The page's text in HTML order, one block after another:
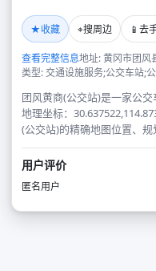
★收藏 ⌖搜周边 📱 去
查看完整信息地址: 黄冈市团风
类型: 交通设施服务;公交车站;
团风黄商(公交站)是一家公交
地理坐标：
(公交站)的精确地图位置、规
用户评价
匿名用户